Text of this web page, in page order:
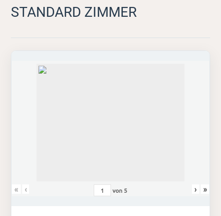
STANDARD ZIMMER
« ‹ von 5 › »